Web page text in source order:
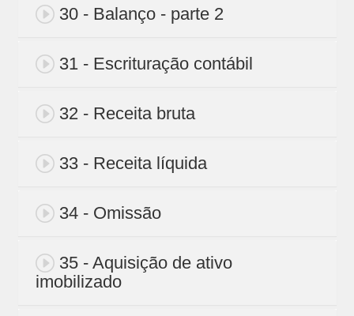
30 - Balanço - parte 2
31 - Escrituração contábil
32 - Receita bruta
33 - Receita líquida
34 - Omissão
35 - Aquisição de ativo
imobilizado